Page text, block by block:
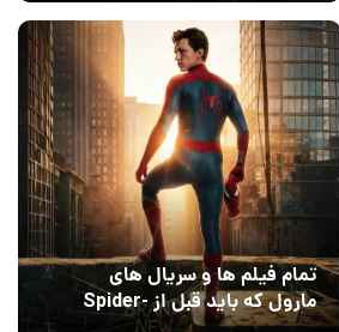
تمام فیلم ها و سریال های
مارول که باید قبل از Spider-
Man: Brand New Day تماشا